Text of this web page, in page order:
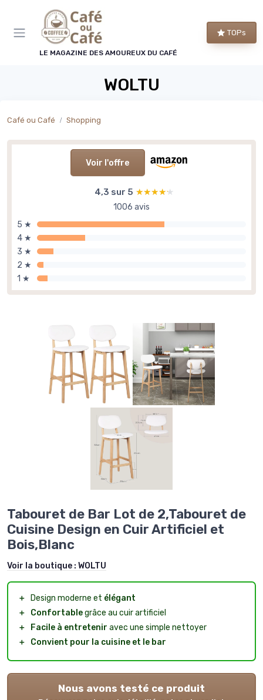
LE MAGAZINE DES AMOUREUX DU CAFÉ
TOPs
WOLTU
Café ou Café Shopping
Voir l'offre
4,3 sur 5 ★★★★★
★★★★★
1006 avis
5 ★
4 ★
3 ★
2 ★
1 ★
Tabouret de Bar Lot de 2,Tabouret de
Cuisine Design en Cuir Artificiel et
Bois,Blanc
Voir la boutique : WOLTU
＋ Design moderne et élégant
＋
Confortablegrâce au cuir artificiel
＋
Facile à entretenir avec une simple nettoyer
＋
Convient pour la cuisine et le bar
Nous avons testé ce produit
Panneau de gestion des cookies